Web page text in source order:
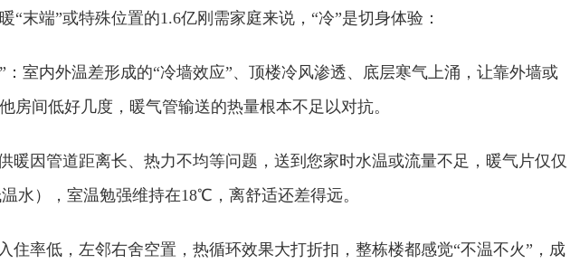
“末端”或特殊位置的‌1.6亿刚需家庭‌来说，“冷”是切身体验：
：‌室内外温差形成的“冷墙效应”、顶楼冷风渗透、底层寒气上涌，让靠外墙或
房间低好几度，暖气管输送的热量根本不足以对抗。
暖因管道距离长、热力不均等问题，送到您家时水温或流量不足，暖气片仅仅
水），室温勉强维持在18℃，离舒适还差得远。
住率低，左邻右舍空置，热循环效果大打折扣，整栋楼都感觉“不温不火”，成